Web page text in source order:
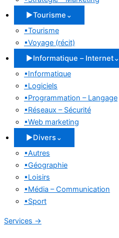
▶Tourisme ⌄
▪Tourisme
▪Voyage (récit)
▶Informatique – Internet⌄
▪Informatique
▪Logiciels
▪Programmation – Langage
▪Réseaux – Sécurité
▪Web marketing
▶Divers ⌄
▪Autres
▪Géographie
▪Loisirs
▪Média – Communication
▪Sport
Services →